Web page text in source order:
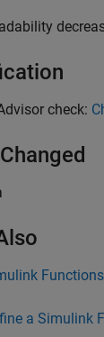
check:
a Simulink